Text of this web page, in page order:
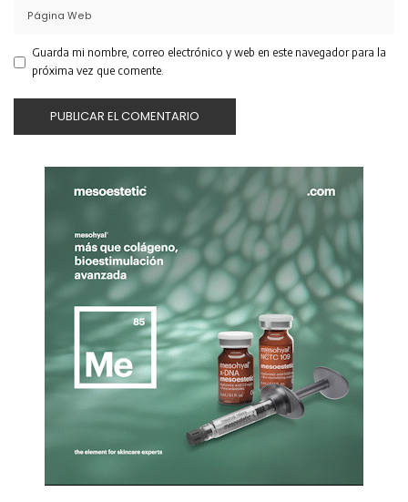
Guarda mi nombre, correo electrónico y web en este navegador para la
próxima vez que comente.